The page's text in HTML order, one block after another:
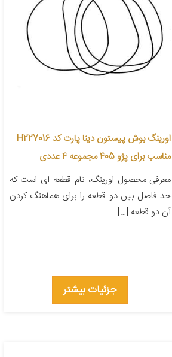
اورینگ بوش پیستون دینا پارت کد H227016
مناسب برای پژو 405 مجموعه 4 عددی
معرفی محصول اورینگ، نام قطعه ای است که
حد فاصل بین دو قطعه را برای هماهنگ کردن
آن دو قطعه […]
جزئیات بیشتر